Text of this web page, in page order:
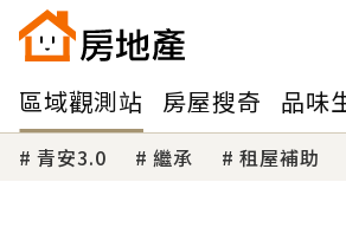
區域觀測站 房屋搜奇 品味
青安3.0 繼承 租屋補助